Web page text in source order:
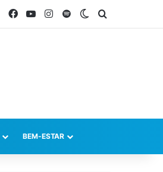
FacebookYouTubeInstagram
SpotifySwitch skin
BEM-ESTAR